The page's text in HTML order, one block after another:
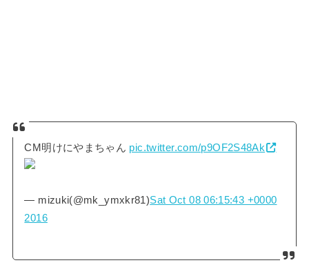
CM明けにやまちゃん pic.twitter.com/p9OF2S48Ak
— mizuki(@mk_ymxkr81)Sat Oct 08 06:15:43 +0000
2016